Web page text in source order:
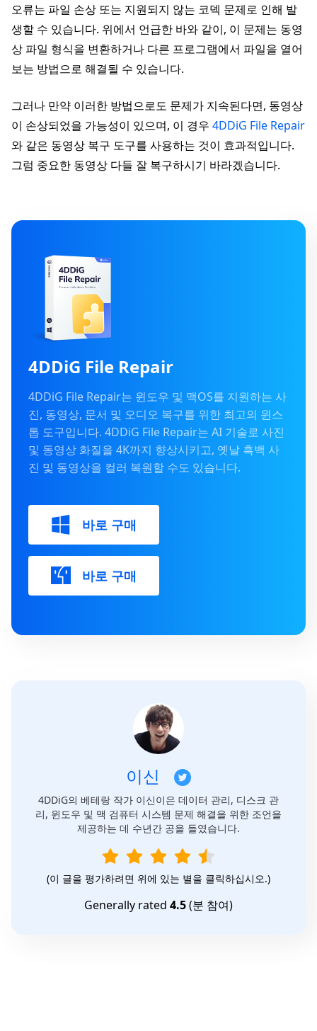
오류는 파일 손상 또는 지원되지 않는 코덱 문제로 인해 발
생할 수 있습니다. 위에서 언급한 바와 같이, 이 문제는 동영
상 파일 형식을 변환하거나 다른 프로그램에서 파일을 열어
보는 방법으로 해결될 수 있습니다.
그러나 만약 이러한 방법으로도 문제가 지속된다면, 동영상
이 손상되었을 가능성이 있으며, 이 경우 4DDiG File Repair
와 같은 동영상 복구 도구를 사용하는 것이 효과적입니다.
그럼 중요한 동영상 다들 잘 복구하시기 바라겠습니다.
4DDiG File Repair
4DDiG File Repair는 윈도우 및 맥OS를 지원하는 사
진, 동영상, 문서 및 오디오 복구를 위한 최고의 윈스
톱 도구입니다. 4DDiG File Repair는 AI 기술로 사진
및 동영상 화질을 4K까지 향상시키고, 옛날 흑백 사
진 및 동영상을 컬러 복원할 수도 있습니다.
바로 구매
바로 구매
이신
4DDiG의 베테랑 작가 이신이은 데이터 관리, 디스크 관
리, 윈도우 및 맥 검퓨터 시스템 문제 해결을 위한 조언을
제공하는 데 수년간 공을 들였습니다.
(이 글을 평가하려면 위에 있는 별을 클릭하십시오.)
Generally rated 4.5(분 참여)